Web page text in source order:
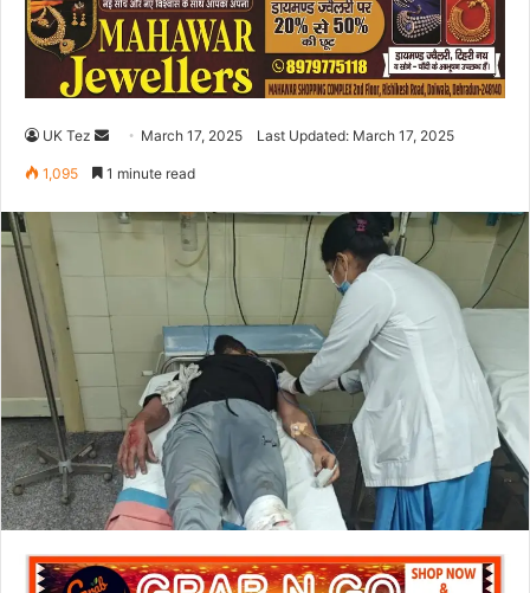
UK Tez
e
d
m
March 17, 2025 Last Updated: March 17, 2025
1,095 1 minute read